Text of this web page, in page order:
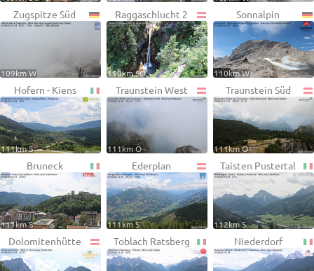
Zugspitze Süd
109km W
Raggaschlucht 2
110km SO
Sonnalpin
110km W
Hofern - Kiens
111km S
Traunstein West
111km O
Traunstein Süd
111km O
Bruneck
111km S
Ederplan
111km S
Taisten Pustertal
112km S
Dolomitenhütte Toblach Ratsberg Niederdorf